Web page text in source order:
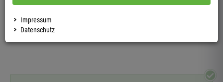
HERREN
Impressum
Datenschutz